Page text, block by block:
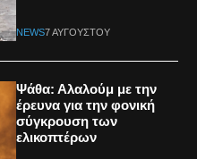
NEWS7 ΑΥΓΟΎΣΤΟΥ
Ψάθα: Αλαλούμ με την
έρευνα για την φονική
σύγκρουση των
ελικοπτέρων